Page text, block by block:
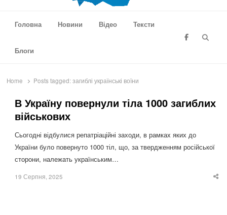
Головна
Новини Відео Тексти
Блоги
Home Posts tagged:загиблі українські воїни
В Україну повернули тіла 1000 загиблих
військових
Сьогодні відбулися репатріаційні заходи, в рамках яких до
України було повернуто 1000 тіл, що, за твердженням російської
сторони, належать українським…
19 Серпня, 2025